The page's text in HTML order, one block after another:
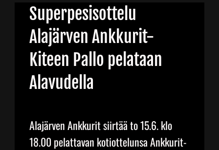
Junnupesis
Fanituotteet
Info
Superpesisottelu
Alajärven Ankkurit-
Kiteen Pallo pelataan
Alavudella
Alajärven Ankkurit siirtää to 15.6. klo
18.00 pelattavan kotiottelunsa Ankkurit-